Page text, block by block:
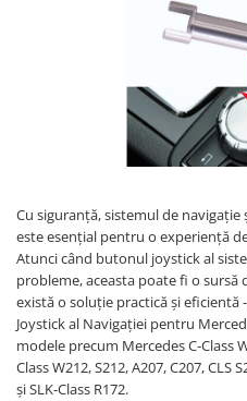
Peugeot
Porsche
Renault
Saab
Seat
Accesorii
Senzori parcare dedicati
Grile aerisire
Camere mers inapoi
Capace oglinzi
Sticle far
Diverse
Cu siguranță, sistemul de
este esențial pentru o experiență
Atunci când butonul joystick al
probleme, aceasta poate fi o sursă
există o soluție practică și
Joystick al Navigației pentru
modele precum Mercedes C-Class
Class W212, S212, A207, C207, CLS
și SLK-Class R172.